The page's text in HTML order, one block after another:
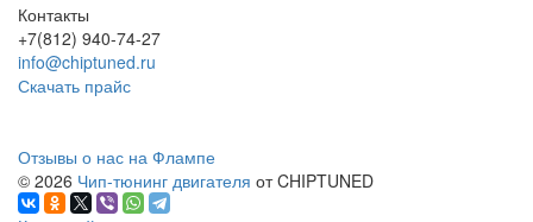
Контакты
+7(812) 940-74-27
info@chiptuned.ru
Скачать прайс
Отзывы о нас на Флампе
© 2026 Чип-тюнинг двигателя от CHIPTUNED